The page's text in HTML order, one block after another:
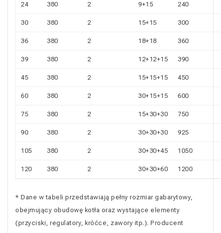
24 380 2 9+15 240
30 380 2 15+15 300
36 380 2 18+18 360
39 380 2 12+12+15 390
45 380 2 15+15+15 450
60 380 2 30+15+15 600
75 380 2 15+30+30 750
90 380 2 30+30+30 925
105 380 2 30+30+45 1050
120 380 2 30+30+60 1200
* Dane w tabeli przedstawiają pełny rozmiar gabarytowy,
obejmujący obudowę kotła oraz wystające elementy
(przyciski, regulatory, króćce, zawory itp.). Producent